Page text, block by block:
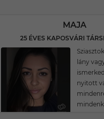
MAJA
25 ÉVES KAPOSVÁRI
lány
nyitott